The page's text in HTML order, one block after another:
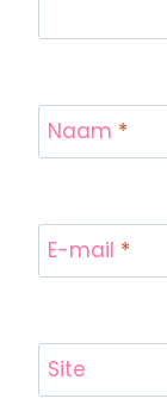
Naam *
E-mail *
Site